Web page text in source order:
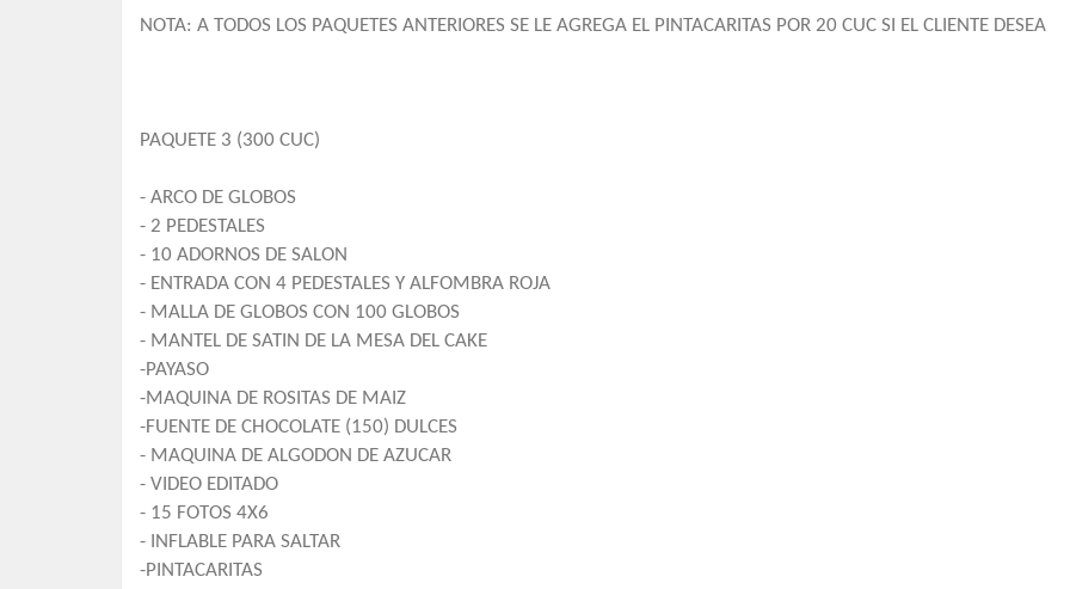
NOTA: A TODOS LOS PAQUETES ANTERIORES SE LE AGREGA EL PINTACARITAS POR 20 CUC SI EL CLIENTE DESEA
PAQUETE 3 (300 CUC)
- ARCO DE GLOBOS
- 2 PEDESTALES
- 10 ADORNOS DE SALON
- ENTRADA CON 4 PEDESTALES Y ALFOMBRA ROJA
- MALLA DE GLOBOS CON 100 GLOBOS
- MANTEL DE SATIN DE LA MESA DEL CAKE
-PAYASO
-MAQUINA DE ROSITAS DE MAIZ
-FUENTE DE CHOCOLATE (150) DULCES
- MAQUINA DE ALGODON DE AZUCAR
- VIDEO EDITADO
- 15 FOTOS 4X6
- INFLABLE PARA SALTAR
-PINTACARITAS